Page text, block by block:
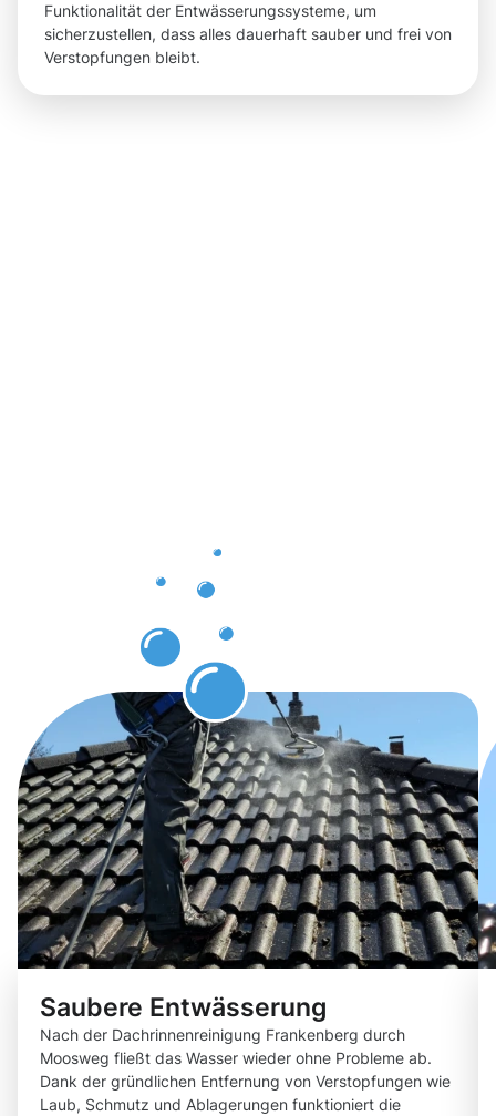
Funktionalität der Entwässerungssysteme, um
sicherzustellen, dass alles dauerhaft sauber und frei von
Verstopfungen bleibt.
Saubere Entwässerung
Nach der Dachrinnenreinigung Frankenberg durch
Moosweg fließt das Wasser wieder ohne Probleme ab.
Dank der gründlichen Entfernung von Verstopfungen wie
Laub, Schmutz und Ablagerungen funktioniert die